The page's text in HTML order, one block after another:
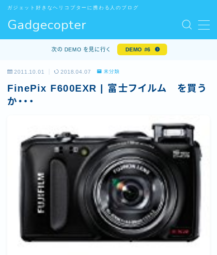
Gadgecopter
ガジェット好きなヘリコプターに携わる人のブログ
MENU
お問い合わせ
デモプリセット記事 #5
デモプリセット記事 Part10
プライバシーポリシー
利用規約／特定商取引法に基づく表記
有料記事の決済完了ページ
特定商取引法に基づく表記
次の DEMO を見に行く DEMO #6
2011.10.01 2018.04.07 未分類
FinePix F600EXR | 富士フイルム を買う
か・・・